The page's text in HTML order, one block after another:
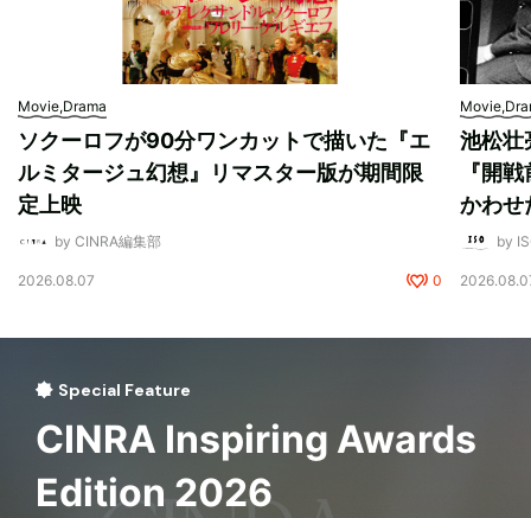
Movie,Drama
ソクーロフが90分ワンカットで描いた『エ
ルミタージュ幻想』リマスター版が期間限
定上映
by CINRA編集部
2026.08.07 0
池松壮
『開
かわせ
by
Special Feature
CINRA Inspiring Awards
Edition 2026